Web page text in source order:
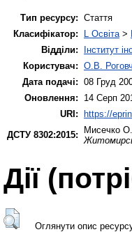
Тип ресурсу: Стаття
Класифікатор:
L Освіта >
Відділи:
Інститут
Користувач: О.В.
Дата подачі: 08 Груд
Оновлення:
14 Серп
URI: https://
ДСТУ 8302:2015:
Мисечко
Дії
Оглянути опис